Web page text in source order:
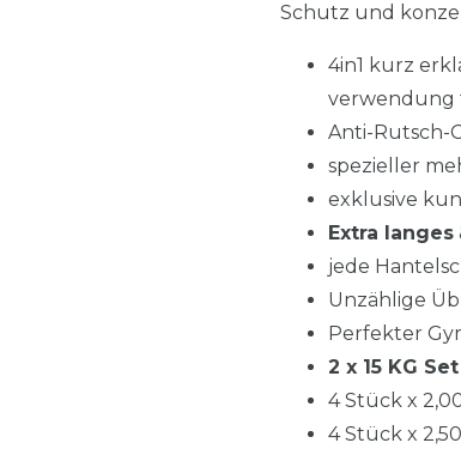
Schutz und
4in1 kurz
verwendung
Anti-Rutsch-
spezieller
exklusive
Extra langes
jede
Unzählige
Perfekter
2 x 15 KG
4 Stück x
4 Stück x